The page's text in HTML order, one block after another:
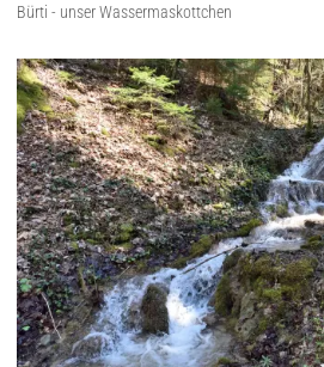
Bürti - unser Wassermaskottchen